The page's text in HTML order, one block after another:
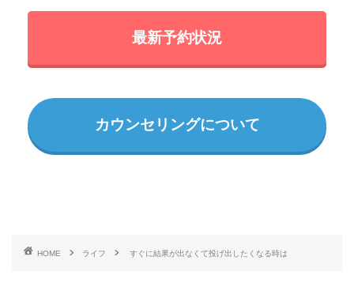
最新予約状況
カウンセリングについて
HOME ライフ すぐに結果が出なくて投げ出したくなる時は